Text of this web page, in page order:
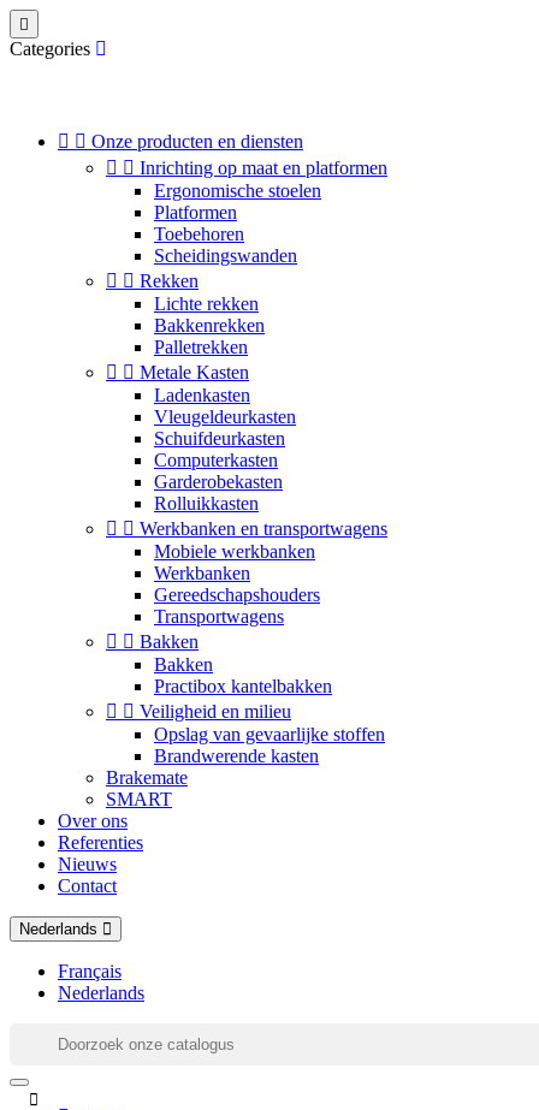

Categories
  Onze producten en diensten
  Inrichting op maat en platformen
Ergonomische stoelen
Platformen
Toebehoren
Scheidingswanden
  Rekken
Lichte rekken
Bakkenrekken
Palletrekken
  Metale Kasten
Ladenkasten
Vleugeldeurkasten
Schuifdeurkasten
Computerkasten
Garderobekasten
Rolluikkasten
  Werkbanken en transportwagens
Mobiele werkbanken
Werkbanken
Gereedschapshouders
Transportwagens
  Bakken
Bakken
Practibox kantelbakken
  Veiligheid en milieu
Opslag van gevaarlijke stoffen
Brandwerende kasten
Brakemate
SMART
Over ons
Referenties
Nieuws
Contact
Nederlands
Français
Nederlands